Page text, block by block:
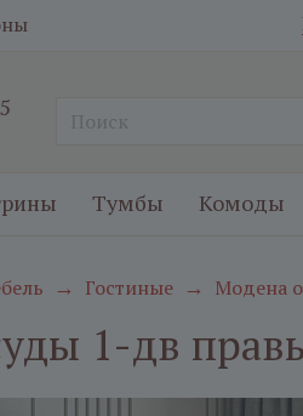
Тумбы Комоды
→ Гостиные → Модена
1-дв